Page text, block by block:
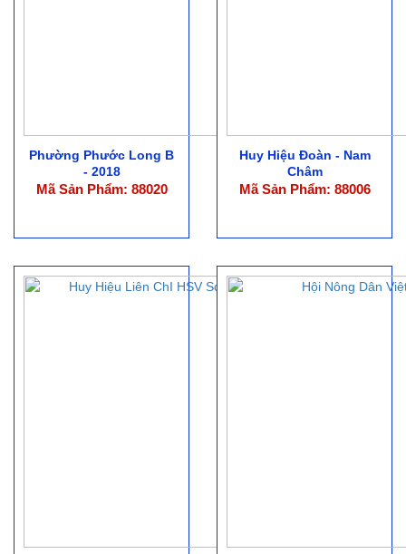
Phường Phước Long B
- 2018
Mã Sản Phẩm: 88020
Huy Hiệu Đoàn - Nam
Châm
Mã Sản Phẩm: 88006